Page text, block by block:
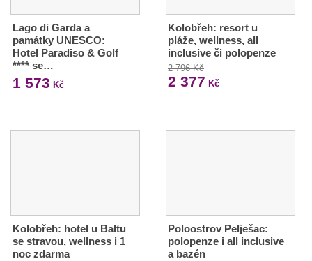
Lago di Garda a
památky UNESCO:
Hotel Paradiso & Golf
**** se…
1 573 Kč
Kolobřeh: resort u
pláže, wellness, all
inclusive či polopenze
2 796 Kč
2 377 Kč
Kolobřeh: hotel u Baltu
se stravou, wellness i 1
noc zdarma
Poloostrov Pelješac:
polopenze i all inclusive
a bazén